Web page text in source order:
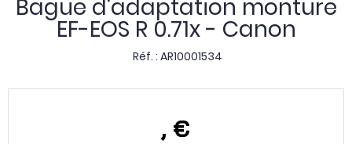
Bague d'adaptation monture
EF-EOS R 0.71x - Canon
Réf. : AR10001534
, €